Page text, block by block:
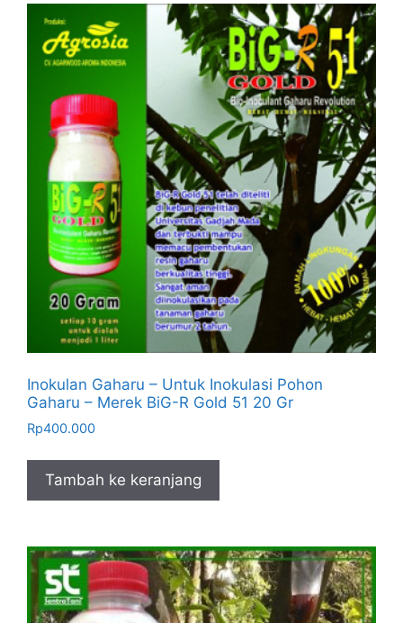
Inokulan Gaharu – Untuk Inokulasi Pohon
Gaharu – Merek BiG-R Gold 51 20 Gr
Rp400.000
Tambah ke keranjang